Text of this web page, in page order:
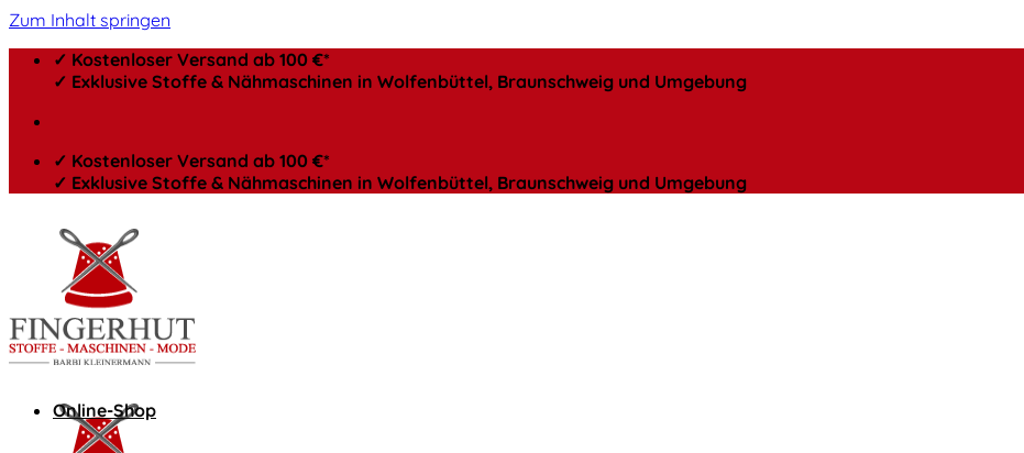
Zum Inhalt springen
✓ Kostenloser Versand ab 100 €*
✓ Exklusive Stoffe & Nähmaschinen in Wolfenbüttel, Braunschweig und Umgebung
✓ Kostenloser Versand ab 100 €*
✓ Exklusive Stoffe & Nähmaschinen in Wolfenbüttel, Braunschweig und Umgebung
Online-Shop